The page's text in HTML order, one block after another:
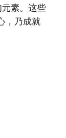
素。这些
，乃成就